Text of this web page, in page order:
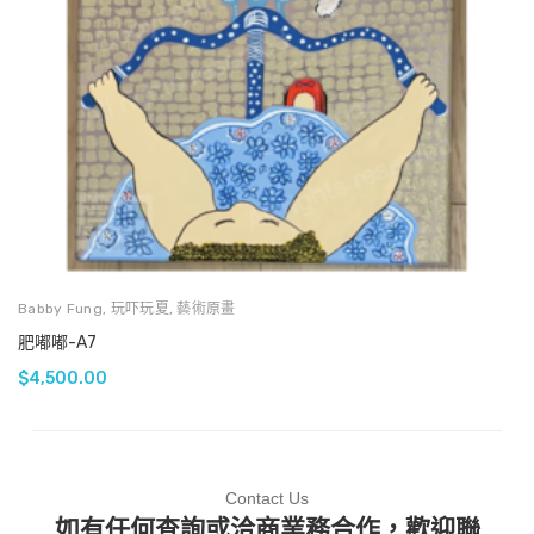
Babby Fung, 玩吓玩夏 , 藝術原畫
肥嘟嘟-A7
$4,500.00
Contact Us